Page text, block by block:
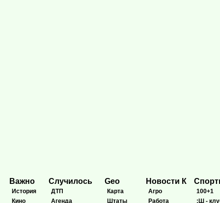
Важно
История
Кино
Случилось
ДТП
Агенда
Geo
Карта
Штаты
Новости К
Агро
Работа
100+1
:Ш -